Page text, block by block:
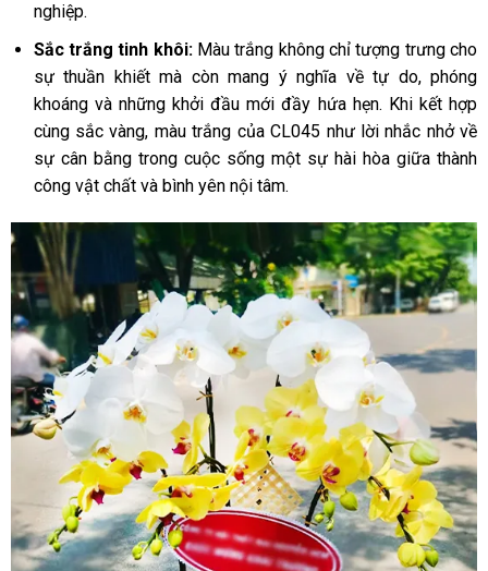
nghiệp.
Sắc trắng tinh khôi:Màu trắng không chỉ tượng trưng cho
sự thuần khiết mà còn mang ý nghĩa về tự do, phóng
khoáng và những khởi đầu mới đầy hứa hẹn. Khi kết hợp
cùng sắc vàng, màu trắng của CL045 như lời nhắc nhở về
sự cân bằng trong cuộc sống một sự hài hòa giữa thành
công vật chất và bình yên nội tâm.